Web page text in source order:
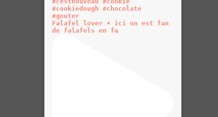
Falafel lover • ici on est fan
de falafels en fa